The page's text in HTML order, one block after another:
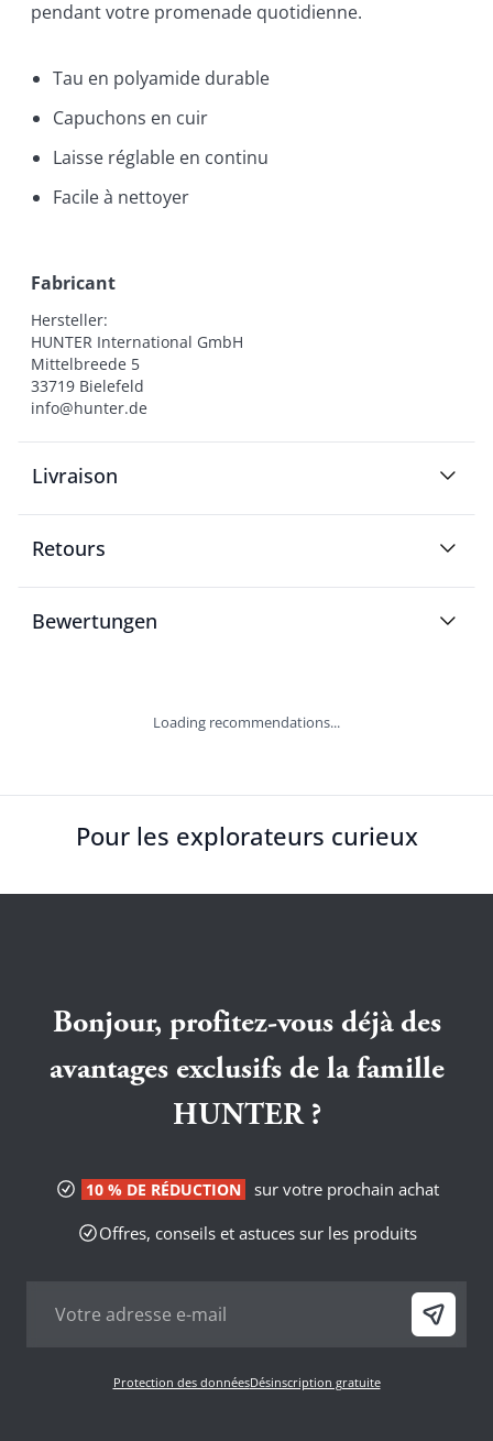
pendant votre promenade quotidienne.
Tau en polyamide durable
Capuchons en cuir
Laisse réglable en continu
Facile à nettoyer
Fabricant
Hersteller:
HUNTER International GmbH
Mittelbreede 5
33719 Bielefeld
info@hunter.de
Livraison
Retours
Bewertungen
Loading recommendations...
Pour les explorateurs curieux
Bonjour, profitez-vous déjà des
avantages exclusifs de la famille
HUNTER ?
10 % DE RÉDUCTION
sur votre prochain achat
Offres, conseils et astuces sur les produits
Protection des donnéesDésinscription gratuite